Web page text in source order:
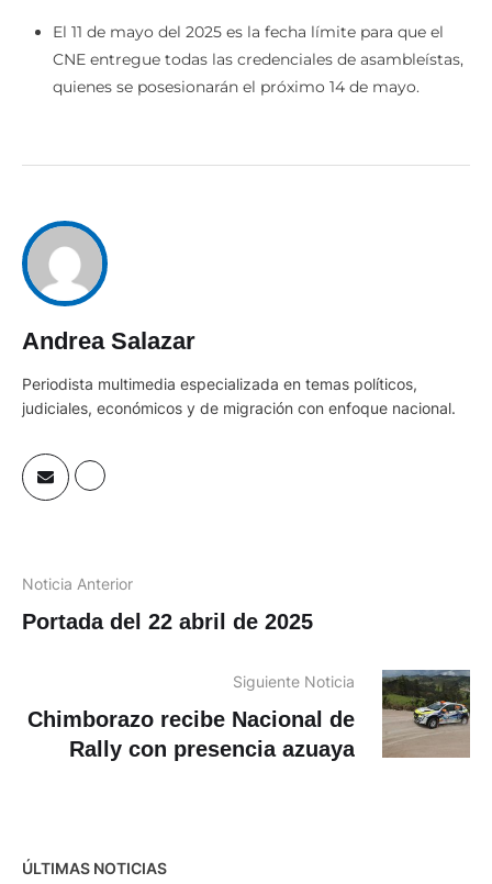
El 11 de mayo del 2025 es la fecha límite para que el
CNE entregue todas las credenciales de asambleístas,
quienes se posesionarán el próximo 14 de mayo.
Andrea Salazar
Periodista multimedia especializada en temas políticos,
judiciales, económicos y de migración con enfoque nacional.
Noticia Anterior
Portada del 22 abril de 2025
Siguiente Noticia
Chimborazo recibe Nacional de
Rally con presencia azuaya
ÚLTIMAS NOTICIAS